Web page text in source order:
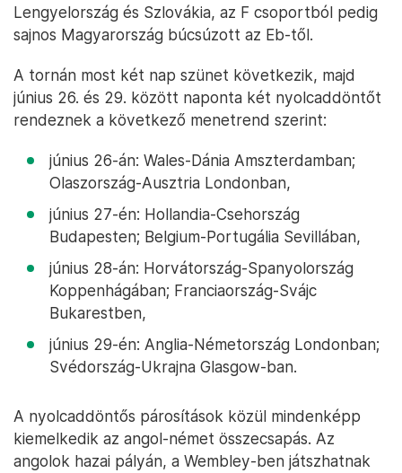
Lengyelország és Szlovákia, az F csoportból pedig
sajnos Magyarország búcsúzott az Eb-től.
A tornán most két nap szünet következik, majd
június 26. és 29. között naponta két nyolcaddöntőt
rendeznek a következő menetrend szerint:
június 26-án: Wales-Dánia Amszterdamban;
Olaszország-Ausztria Londonban,
június 27-én: Hollandia-Csehország
Budapesten; Belgium-Portugália Sevillában,
június 28-án: Horvátország-Spanyolország
Koppenhágában; Franciaország-Svájc
Bukarestben,
június 29-én: Anglia-Németország Londonban;
Svédország-Ukrajna Glasgow-ban.
A nyolcaddöntős párosítások közül mindenképp
kiemelkedik az angol-német összecsapás. Az
angolok hazai pályán, a Wembley-ben játszhatnak